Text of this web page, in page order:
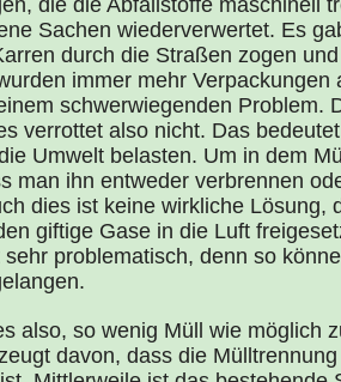
die die Abfallstoffe maschinell
Sachen wiederverwertet. Es
durch die Straßen zogen
immer mehr
schwerwiegenden Problem.
verrottet also nicht. Das
Umwelt belasten. Um in dem
man ihn entweder verbrennen
dies ist keine wirkliche Lösung,
giftige Gase in die Luft
problematisch, denn so
also, so wenig Müll wie möglich
davon, dass die